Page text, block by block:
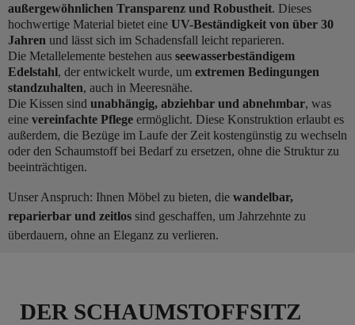
außergewöhnlichen Transparenz und Robustheit. Dieses
hochwertige Material bietet eine UV-Beständigkeit von über 30
Jahren und lässt sich im Schadensfall leicht reparieren.
Die Metallelemente bestehen aus seewasserbeständigem
Edelstahl, der entwickelt wurde, um extremen Bedingungen
standzuhalten, auch in Meeresnähe.
Die Kissen sind unabhängig, abziehbar und abnehmbar, was
eine vereinfachte Pflege ermöglicht. Diese Konstruktion erlaubt es
außerdem, die Bezüge im Laufe der Zeit kostengünstig zu wechseln
oder den Schaumstoff bei Bedarf zu ersetzen, ohne die Struktur zu
beeinträchtigen.
Unser Anspruch: Ihnen Möbel zu bieten, die wandelbar,
reparierbar und zeitlos sind geschaffen, um Jahrzehnte zu
überdauern, ohne an Eleganz zu verlieren.
DER SCHAUMSTOFFSITZ